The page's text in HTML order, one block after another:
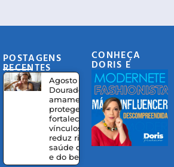
POSTAGENS
RECENTES
Agosto
Dourado:
amamentação
protege,
fortalece
vínculos e
reduz riscos à
saúde da mãe
e do bebê
CONHEÇA
DORIS E
EQUIPE